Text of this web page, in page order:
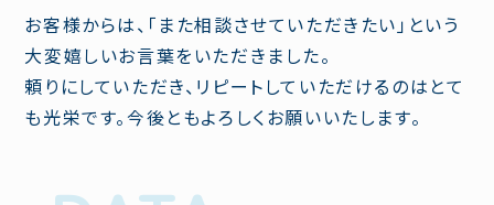
お客様からは、「また相談させていただきたい」という
大変嬉しいお言葉をいただきました。
頼りにしていただき、リピートしていただけるのはとて
も光栄です。今後ともよろしくお願いいたします。